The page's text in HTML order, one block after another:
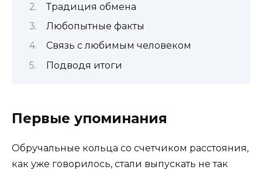
Традиция обмена
Любопытные факты
Связь с любимым человеком
Подводя итоги
Первые упоминания
Обручальные кольца со счетчиком расстояния,
как уже говорилось, стали выпускать не так